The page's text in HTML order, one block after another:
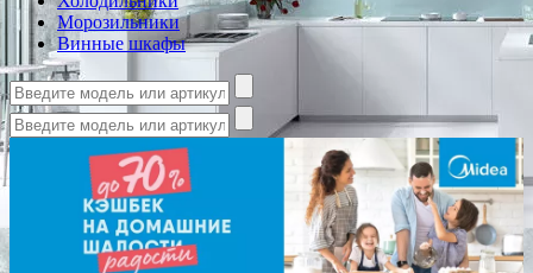
Морозильники
Винные шкафы